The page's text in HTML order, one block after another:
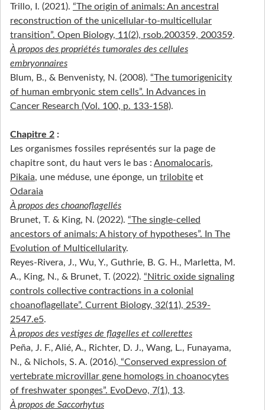
Trillo, I. (2021). “The origin of animals: An ancestral
reconstruction of the unicellular-to-multicellular
transition”. Open Biology, 11(2), rsob.200359, 200359.
À propos des propriétés tumorales des cellules
embryonnaires
Blum, B., & Benvenisty, N. (2008). “The tumorigenicity
of human embryonic stem cells”. In Advances in
Cancer Research (Vol. 100, p. 133‑158).
Chapitre 2 :
Les organismes fossiles représentés sur la page de
chapitre sont, du haut vers le bas : Anomalocaris,
Pikaia, une méduse, une éponge, un trilobite et
Odaraia
À propos des choanoflagellés
Brunet, T. & King, N. (2022). “The single-celled
ancestors of animals: A history of hypotheses”. In The
Evolution of Multicellularity.
Reyes-Rivera, J., Wu, Y., Guthrie, B. G. H., Marletta, M.
A., King, N., & Brunet, T. (2022). “Nitric oxide signaling
controls collective contractions in a colonial
choanoflagellate”. Current Biology, 32(11), 2539-
2547.e5.
À propos des vestiges de flagelles et collerettes
Peña, J. F., Alié, A., Richter, D. J., Wang, L., Funayama,
N., & Nichols, S. A. (2016). “Conserved expression of
vertebrate microvillar gene homologs in choanocytes
of freshwater sponges”. EvoDevo, 7(1), 13.
À propos de Saccorhytus